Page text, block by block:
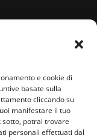
e cookie di
basate sulla
cliccando su
manifestare il tuo
sotto, potrai trovare
personali effettuati dal
mondo